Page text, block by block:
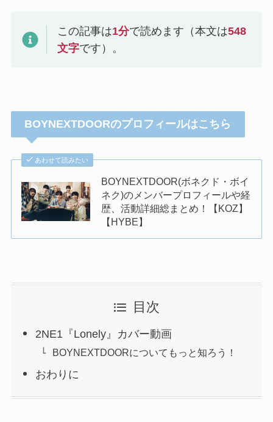
この記事は1分で読めます（本文は548
文字です）。
BOYNEXTDOORのプロフィールはこちら
あわせて読みたい
BOYNEXTDOOR(ボネクド・ボイ
ネク)のメンバープロフィールや経
歴、活動詳細総まとめ！【KOZ】
【HYBE】
目次
2NE1『Lonely』カバー動画
BOYNEXTDOORについてもっと知ろう！
おわりに